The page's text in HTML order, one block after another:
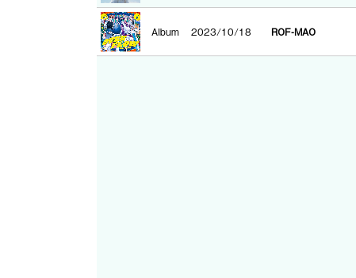
Album 2023/10/18 ROF-MAO